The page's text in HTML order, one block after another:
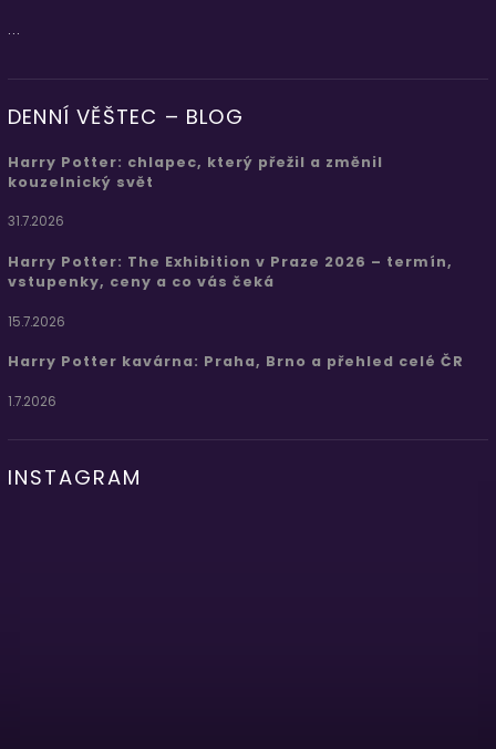
...
DENNÍ VĚŠTEC – BLOG
Harry Potter: chlapec, který přežil a změnil
kouzelnický svět
31.7.2026
Harry Potter: The Exhibition v Praze 2026 – termín,
vstupenky, ceny a co vás čeká
15.7.2026
Harry Potter kavárna: Praha, Brno a přehled celé ČR
1.7.2026
INSTAGRAM